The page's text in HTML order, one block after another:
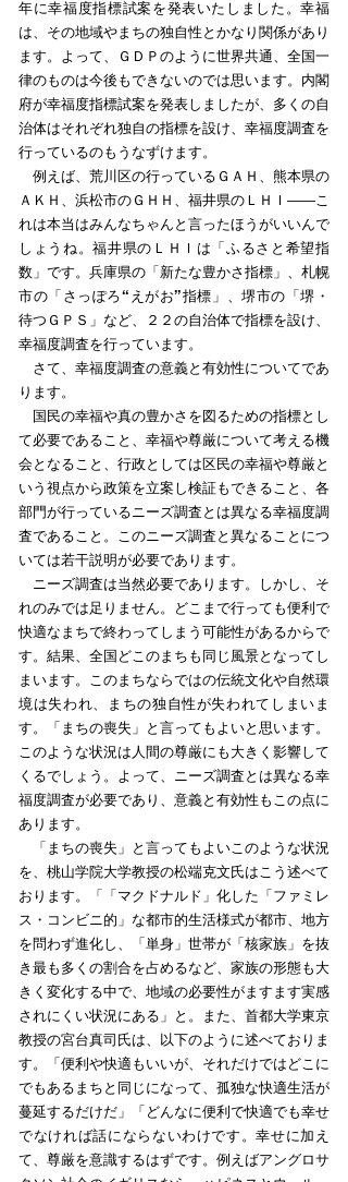
年に幸福度指標試案を発表いたしました。幸福
は、その地域やまちの独自性とかなり関係があり
ます。よって、ＧＤＰのように世界共通、全国一
律のものは今後もできないのでは思います。内閣
府が幸福度指標試案を発表しましたが、多くの自
治体はそれぞれ独自の指標を設け、幸福度調査を
行っているのもうなずけます。
例えば、荒川区の行っているＧＡＨ、熊本県の
ＡＫＨ、浜松市のＧＨＨ、福井県のＬＨＩ――こ
れは本当はみんなちゃんと言ったほうがいいんで
しょうね。福井県のＬＨＩは「ふるさと希望指
数」です。兵庫県の「新たな豊かさ指標」、札幌
市の「さっぽろ“えがお”指標」、堺市の「堺・
待つＧＰＳ」など、２２の自治体で指標を設け、
幸福度調査を行っています。
さて、幸福度調査の意義と有効性についてであ
ります。
国民の幸福や真の豊かさを図るための指標とし
て必要であること、幸福や尊厳について考える機
会となること、行政としては区民の幸福や尊厳と
いう視点から政策を立案し検証もできること、各
部門が行っているニーズ調査とは異なる幸福度調
査であること。このニーズ調査と異なることにつ
いては若干説明が必要であります。
ニーズ調査は当然必要であります。しかし、そ
れのみでは足りません。どこまで行っても便利で
快適なまちで終わってしまう可能性があるからで
す。結果、全国どこのまちも同じ風景となってし
まいます。このまちならではの伝統文化や自然環
境は失われ、まちの独自性が失われてしまいま
す。「まちの喪失」と言ってもよいと思います。
このような状況は人間の尊厳にも大きく影響して
くるでしょう。よって、ニーズ調査とは異なる幸
福度調査が必要であり、意義と有効性もこの点に
あります。
「まちの喪失」と言ってもよいこのような状況
を、桃山学院大学教授の松端克文氏はこう述べて
おります。「「マクドナルド」化した「ファミレ
ス・コンビニ的」な都市的生活様式が都市、地方
を問わず進化し、「単身」世帯が「核家族」を抜
き最も多くの割合を占めるなど、家族の形態も大
きく変化する中で、地域の必要性がますます実感
されにくい状況にある」と。また、首都大学東京
教授の宮台真司氏は、以下のように述べておりま
す。「便利や快適もいいが、それだけではどこに
でもあるまちと同じになって、孤独な快適生活が
蔓延するだけだ」「どんなに便利で快適でも幸せ
でなければ話にならないわけです。幸せに加え
て、尊厳を意識するはずです。例えばアングロサ